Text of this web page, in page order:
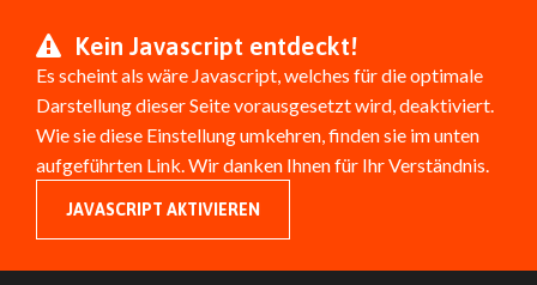
Kein Javascript entdeckt!
Es scheint als wäre Javascript, welches für die optimale
Darstellung dieser Seite vorausgesetzt wird, deaktiviert.
Wie sie diese Einstellung umkehren, finden sie im unten
aufgeführten Link. Wir danken Ihnen für Ihr Verständnis.
JAVASCRIPT AKTIVIEREN
ABTEILUNGSVERSAMMLUNG DER